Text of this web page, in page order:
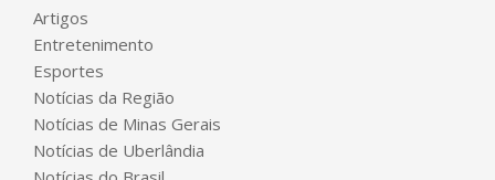
Artigos
Entretenimento
Esportes
Notícias da Região
Notícias de Minas Gerais
Notícias de Uberlândia